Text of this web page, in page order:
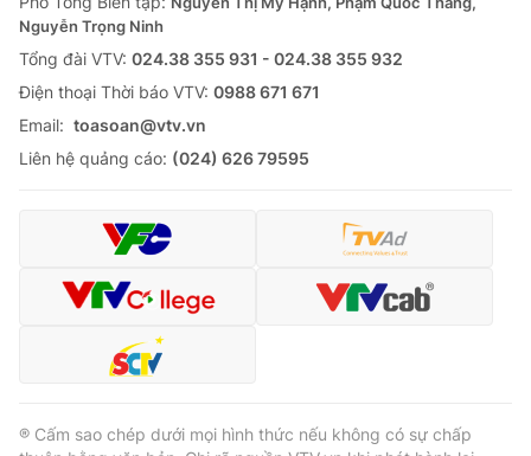
Nguyễn Trọng Ninh
Tổng đài VTV: 024.38 355 931 - 024.38 355 932
Ðiện thoại Thời báo VTV: 0988 671 671
Email: toasoan@vtv.vn
Liên hệ quảng cáo: (024) 626 79595
® Cấm sao chép dưới mọi hình thức nếu không có sự chấp